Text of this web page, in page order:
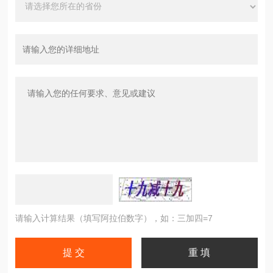
请输入计算结果（填写阿拉伯数字），如：三加四=7